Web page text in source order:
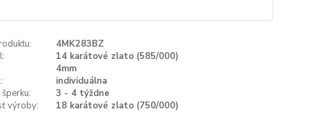
4MK283BZ
14 karátové zlato (585/000)
4mm
individuálna
3 - 4 týždne
výroby:
18 karátové zlato (750/000)